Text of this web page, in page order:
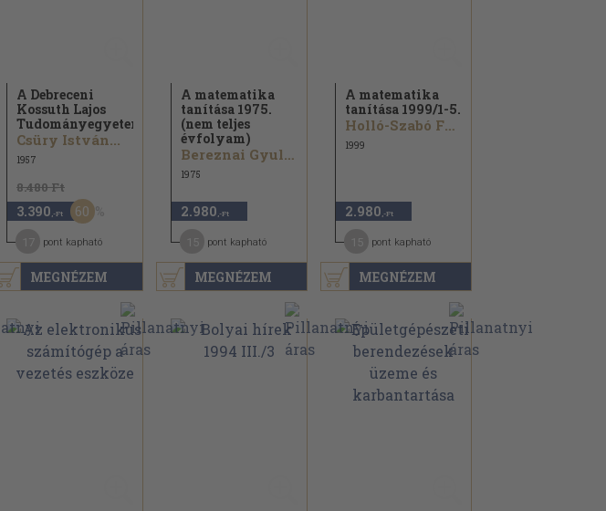
MEGNÉZEM
A Debreceni
Kossuth Lajos
Tudományegyetem...
Csüry István...
1957
8.480 Ft
3.390 ,-Ft 60
pont kapható
MEGNÉZEM
A matematika
tanítása 1975.
(nem teljes
évfolyam)
Bereznai Gyula...
1975
2.980 ,-Ft
pont kapható
MEGNÉZEM
A matematika
tanítása 1999/1-5.
Holló-Szabó Ferenc...
1999
2.980 ,-Ft
pont kapható